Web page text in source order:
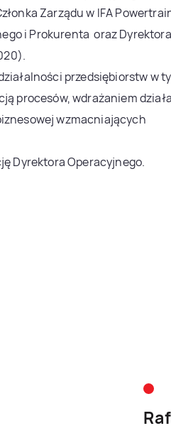
Zarządu w IFA
i Prokurenta oraz Dyrektora
przedsiębiorstw w
procesów, wdrażaniem
wzmacniających
Dyrektora Operacyjnego.